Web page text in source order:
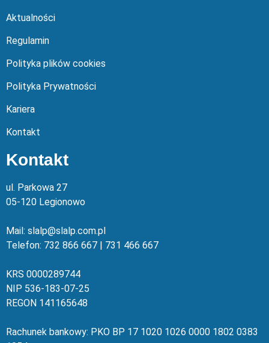
Aktualności
Regulamin
Polityka plików cookies
Polityka Prywatności
Kariera
Kontakt
Kontakt
ul. Parkowa 27
05-120 Legionowo
Mail: slalp@slalp.com.pl
Telefon: 732 866 667 | 731 466 667
KRS 0000289744
NIP 536-183-07-25
REGON 141165648
Rachunek bankowy: PKO BP 17 1020 1026 0000 1802 0383